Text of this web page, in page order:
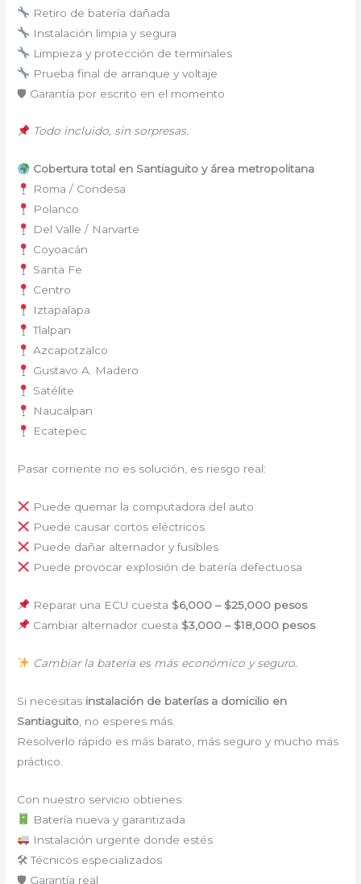
Retiro de batería dañada
Instalación limpia y segura
Limpieza y protección de terminales
Prueba final de arranque y voltaje
🛡 Garantía por escrito en el momento
Todo incluido, sin sorpresas.
Cobertura total en Santiaguito y área metropolitana
Roma / Condesa
Polanco
Del Valle / Narvarte
Coyoacán
Santa Fe
Centro
Iztapalapa
Tlalpan
Azcapotzalco
Gustavo A. Madero
Satélite
Naucalpan
Ecatepec
Pasar corriente no es solución, es riesgo real:
Puede quemar la computadora del auto
Puede causar cortos eléctricos
Puede dañar alternador y fusibles
Puede provocar explosión de batería defectuosa
Reparar una ECU cuesta $6,000 – $25,000 pesos
Cambiar alternador cuesta $3,000 – $18,000 pesos
Cambiar la batería es más económico y seguro.
Si necesitas instalación de baterías a domicilio en
Santiaguito , no esperes más.
Resolverlo rápido es más barato, más seguro y mucho más
práctico.
Con nuestro servicio obtienes:
Batería nueva y garantizada
Instalación urgente donde estés
🛠 Técnicos especializados
🛡 Garantía real